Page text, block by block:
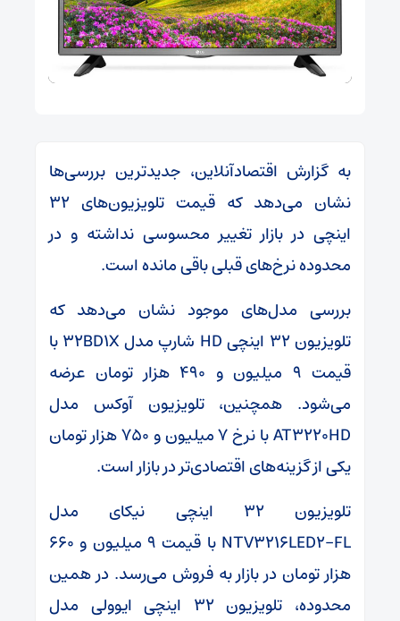
به گزارش اقتصادآنلاین، جدیدترین بررسی‌ها
نشان می‌دهد که قیمت تلویزیون‌های ۳۲
اینچی در بازار تغییر محسوسی نداشته و در
محدوده نرخ‌های قبلی باقی مانده است.
بررسی مدل‌های موجود نشان می‌دهد که
تلویزیون ۳۲ اینچی HD شارپ مدل ۳۲BD۱X با
قیمت ۹ میلیون و ۴۹۰ هزار تومان عرضه
می‌شود. همچنین، تلویزیون آوکس مدل
AT۳۲۲۰HD با نرخ ۷ میلیون و ۷۵۰ هزار تومان
یکی از گزینه‌های اقتصادی‌تر در بازار است.
تلویزیون ۳۲ اینچی نیکای مدل
NTV۳۲۱۶LED۲-FL با قیمت ۹ میلیون و ۶۶۰
هزار تومان در بازار به فروش می‌رسد. در همین
محدوده، تلویزیون ۳۲ اینچی ایوولی مدل